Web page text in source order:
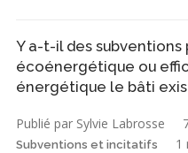
Y a-t-il des subventions
écoénergétique ou
énergétique le bâti
Publié par Sylvie Labrosse
Subventions et incitatifs 1